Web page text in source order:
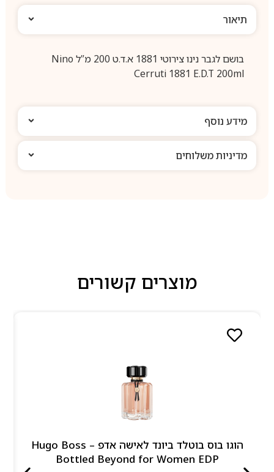
תיאור
בושם לגבר נינו צירוטי 1881 א.ד.ט 200 מ”ל Nino
Cerruti 1881 E.D.T 200ml
מידע נוסף
מדיניות משלוחים
מוצרים קשורים
הוגו בוס בוטלד ביונד לאישה אדפ – Hugo Boss
Bottled Beyond for Women EDP